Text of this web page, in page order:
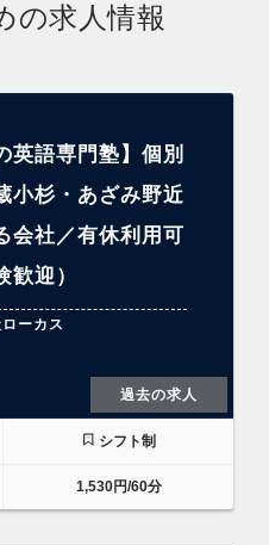
の求人情報
英語専門塾】個別
小杉・あざみ野近
会社／有休利用可
歓迎）
ーカス
過去の求人
シフト制
1,530円/60分